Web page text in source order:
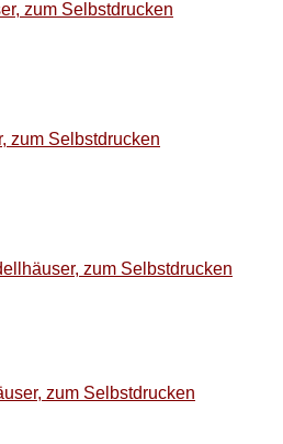
zum Selbstdrucken
zum Selbstdrucken
zum Selbstdrucken
zum Selbstdrucken